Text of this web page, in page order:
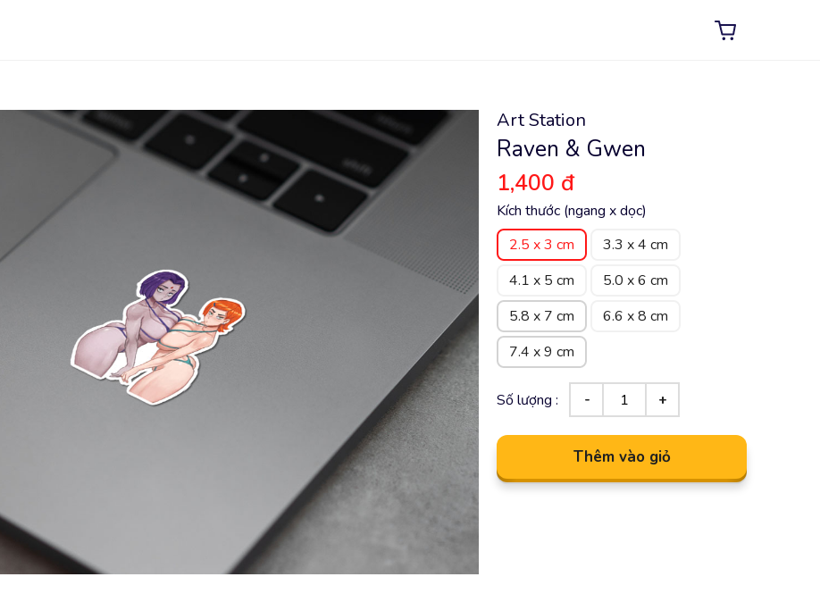
Art Station
Raven & Gwen
1,400 đ
Kích thước (ngang x dọc)
2.5 x 3 cm
3.3 x 4 cm
4.1 x 5 cm
5.0 x 6 cm
5.8 x 7 cm
6.6 x 8 cm
7.4 x 9 cm
Số lượng :
Thêm vào giỏ